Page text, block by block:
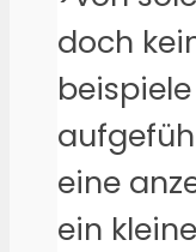
doch
eine
ein